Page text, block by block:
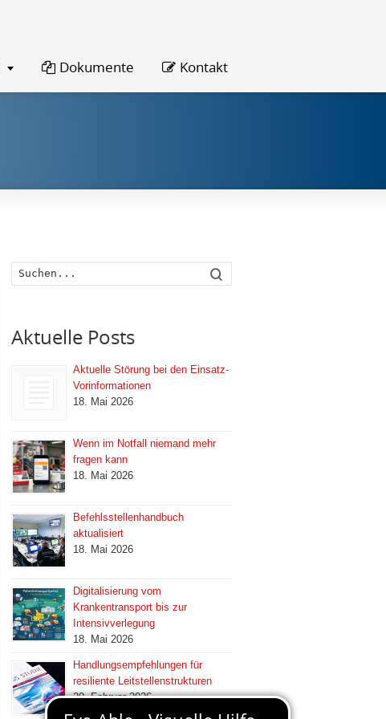
Dokumente Kontakt
Aktuelle Posts
Aktuelle Störung bei den Einsatz-
Vorinformationen
18. Mai 2026
Wenn im Notfall niemand mehr
fragen kann
18. Mai 2026
Befehlsstellenhandbuch
aktualisiert
18. Mai 2026
Digitalisierung vom
Krankentransport bis zur
Intensivverlegung
18. Mai 2026
Handlungsempfehlungen für
resiliente Leitstellenstrukturen
20. Februar 2026